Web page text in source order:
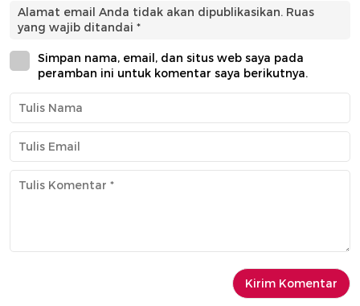
Alamat email Anda tidak akan dipublikasikan. Ruas
yang wajib ditandai *
Simpan nama, email, dan situs web saya pada
peramban ini untuk komentar saya berikutnya.